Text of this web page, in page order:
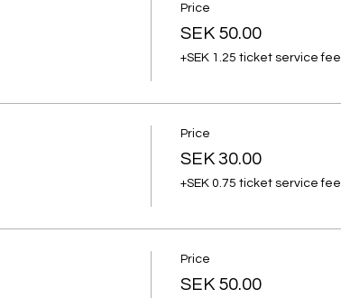
Price
SEK 50.00
+SEK 1.25 ticket service fee
Price
SEK 30.00
+SEK 0.75 ticket service fee
Price
SEK 50.00